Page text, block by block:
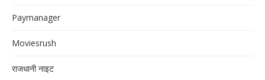
Paymanager
Moviesrush
राजधानी नाइट